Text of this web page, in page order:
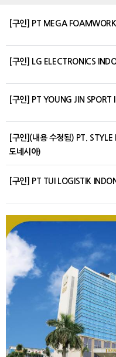
[구인] PT MEGA
[구인] LG ELECTRONICS
[구인] PT YOUNG JIN SPORT
[구인](내용 수정됨) PT.
도네시아)
[구인] PT TUI LOGISTIK